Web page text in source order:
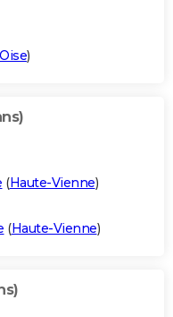
)
(Haute-Vienne)
(Haute-Vienne)